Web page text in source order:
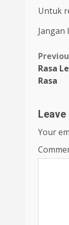
Untuk
Rasa
Rasa
Leave
Your